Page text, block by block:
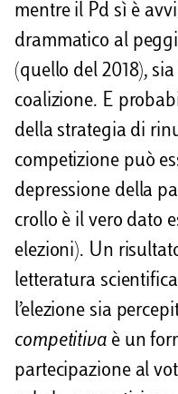
mentre il Pd sì è
drammatico al
(quello del 2018),
coalizione. E
della strategia di
competizione può
depressione della
crollo è il vero dato
elezioni). Un
letteratura
l’elezione sia
competitiva è un
partecipazione al